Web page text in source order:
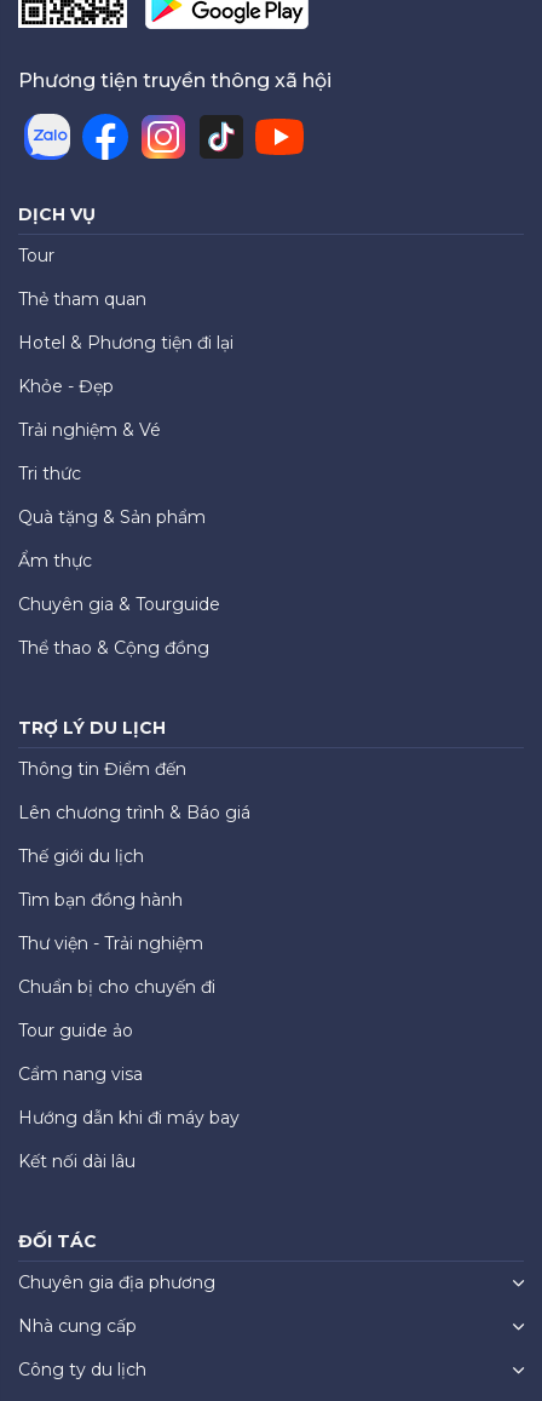
Phương tiện truyền thông xã hội
DỊCH VỤ
Tour
Thẻ tham quan
Hotel & Phương tiện đi lại
Khỏe - Đẹp
Trải nghiệm & Vé
Tri thức
Quà tặng & Sản phẩm
Ẩm thực
Chuyên gia & Tourguide
Thể thao & Cộng đồng
TRỢ LÝ DU LỊCH
Thông tin Điểm đến
Lên chương trình & Báo giá
Thế giới du lịch
Tìm bạn đồng hành
Thư viện - Trải nghiệm
Chuẩn bị cho chuyến đi
Tour guide ảo
Cẩm nang visa
Hướng dẫn khi đi máy bay
Kết nối dài lâu
ĐỐI TÁC
Chuyên gia địa phương
Nhà cung cấp
Công ty du lịch